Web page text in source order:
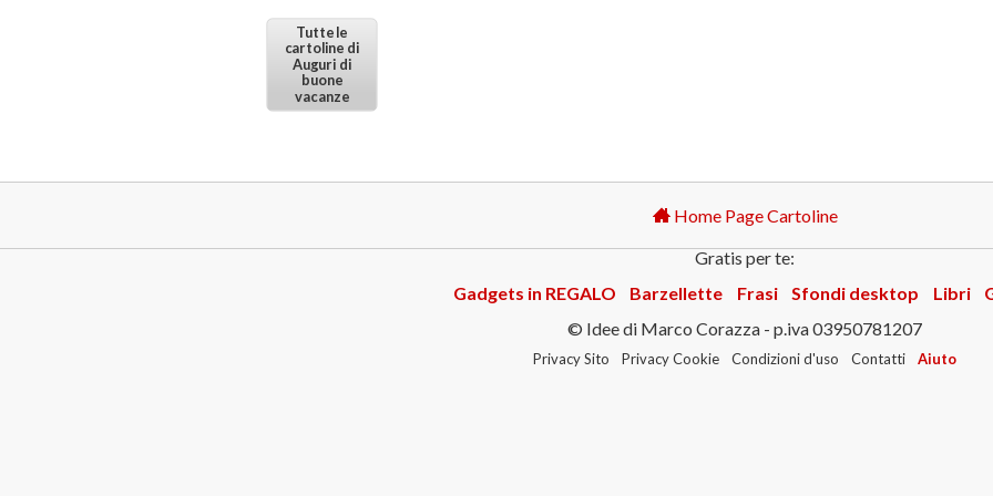
Tutte le
cartoline di
Auguri di
buone
vacanze
Home Page Cartoline
Gratis per te:
Gadgets in REGALO
Barzellette Frasi Sfondi desktop Libri
© Idee di Marco Corazza - p.iva 03950781207
Privacy Sito Privacy Cookie Condizioni d'uso Contatti Aiuto